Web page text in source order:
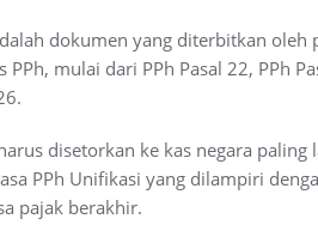
dokumen yang diterbitkan
mulai dari PPh Pasal 22, PPh
disetorkan ke kas negara
PPh Unifikasi yang dilampiri
pajak berakhir.